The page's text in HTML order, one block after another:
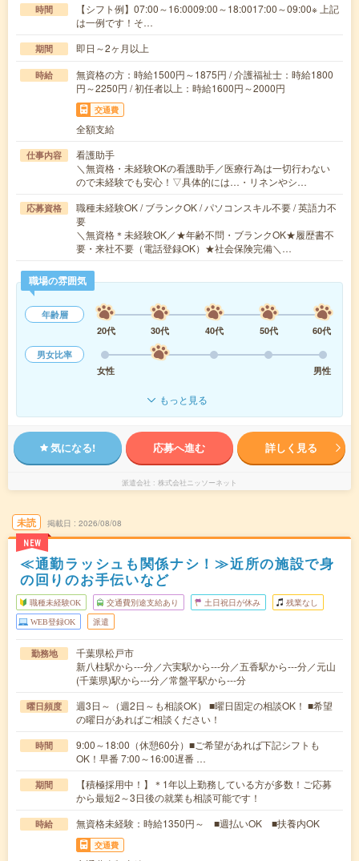
時間
【シフト例】07:00～16:0009:00～18:0017:00～09:00※ 上記
は一例です！そ…
期間 即日～2ヶ月以上
時給
無資格の方：時給1500円～1875円 / 介護福祉士：時給1800
円～2250円 / 初任者以上：時給1600円～2000円
交通費
全額支給
仕事内容
看護助手
＼無資格・未経験OKの看護助手／医療行為は一切行わない
ので未経験でも安心！▽具体的には…・リネンやシ…
応募資格
職種未経験OK / ブランクOK / パソコンスキル不要 / 英語力不
要
＼無資格＊未経験OK／★年齢不問・ブランクOK★履歴書不
要・来社不要（電話登録OK）★社会保険完備＼…
職場の雰囲気
年齢層
20代
30代 40代 50代
60代
男女比率
女性
男性
もっと見る
気になる! 応募へ進む 詳しく見る
派遣会社 株式会社ニッソーネット
未読
NEW
掲載日 2026/08/08
≪通勤ラッシュも関係ナシ！≫近所の施設で身
の回りのお手伝いなど
職種未経験OK 交通費別途支給あり 土日祝日が休み 残業なし
WEB登録OK 派遣
勤務地
千葉県松戸市
新八柱駅から---分／六実駅から---分／五香駅から---分／元山
(千葉県)駅から---分／常盤平駅から---分
曜日頻度
週3日～（週2日～も相談OK） ■曜日固定の相談OK！ ■希望
の曜日があればご相談ください！
時間
9:00～18:00（休憩60分）■ご希望があれば下記シフトも
OK！早番 7:00～16:00遅番 …
期間
【積極採用中！】＊1年以上勤務している方が多数！ご応募
から最短2～3日後の就業も相談可能です！
時給 無資格未経験：時給1350円～ ■週払いOK ■扶養内OK
交通費